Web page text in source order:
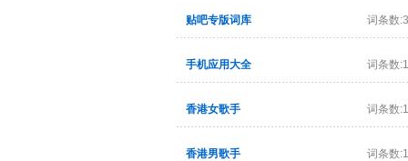
贴吧专版词库 词条数
手机应用大全 词条数
香港女歌手 词条数
香港男歌手 词条数